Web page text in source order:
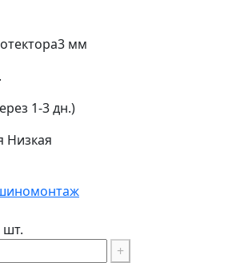
3 мм
1-3 дн.)
Низкая
шт.
+